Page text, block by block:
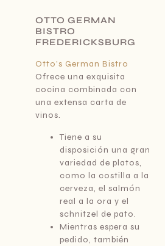
OTTO GERMAN
BISTRO
FREDERICKSBURG
Otto's German Bistro
Ofrece una exquisita
cocina combinada con
una extensa carta de
vinos.
Tiene a su
disposición una gran
variedad de platos,
como la costilla a la
cerveza, el salmón
real a la ora y el
schnitzel de pato.
Mientras espera su
pedido, también